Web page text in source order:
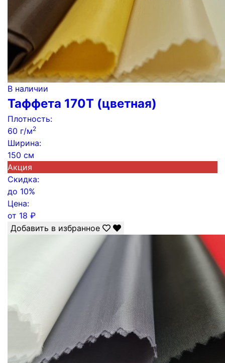
В наличии
Таффета 170Т (цветная)
Плотность:
60 г/м2
Ширина:
150 см
Акция
Скидка:
до 10%
Цена:
от 18 ₽
Добавить в избранное